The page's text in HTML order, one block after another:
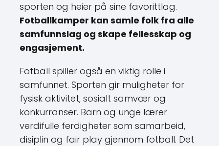
sporten og heier på sine favorittlag.
Fotballkamper kan samle folk fra alle
samfunnslag og skape fellesskap og
engasjement.
Fotball spiller også en viktig rolle i
samfunnet. Sporten gir muligheter for
fysisk aktivitet, sosialt samvær og
konkurranser. Barn og unge lærer
verdifulle ferdigheter som samarbeid,
disiplin og fair play gjennom fotball. Det